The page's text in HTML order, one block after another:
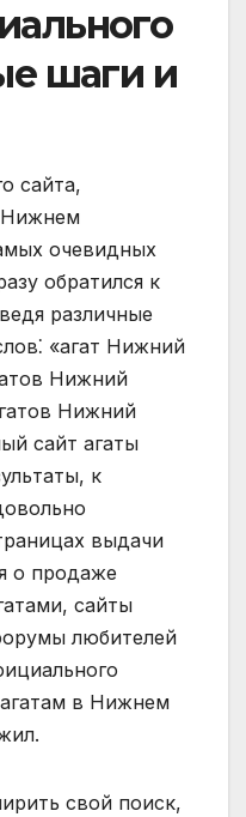
шаги и
сайта,
Нижнем
очевидных
обратился к
различные
«агат Нижний
Нижний
Нижний
сайт агаты
к
выдачи
о продаже
сайты
любителей
в Нижнем
свой поиск,